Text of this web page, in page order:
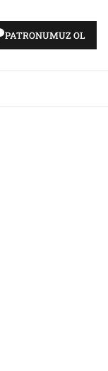
PATRONUMUZ OL